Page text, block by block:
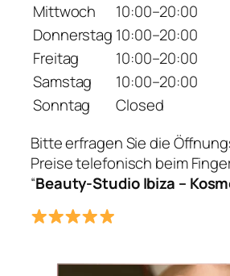
Mittwoch
10:00–20:00
Donnerstag 10:00–20:00
Freitag
10:00–20:00
Samstag
10:00–20:00
Sonntag
Closed
Bitte erfragen Sie die
Preise telefonisch beim
“Beauty-Studio Ibiza –